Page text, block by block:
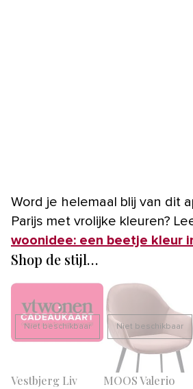
Word je helemaal blij van dit
Parijs met vrolijke kleuren?
woonidee: een beetje kleur
Shop de stijl…
Niet beschikbaar
Vestbjerg Liv
Niet beschikbaar
MOOS Valerio